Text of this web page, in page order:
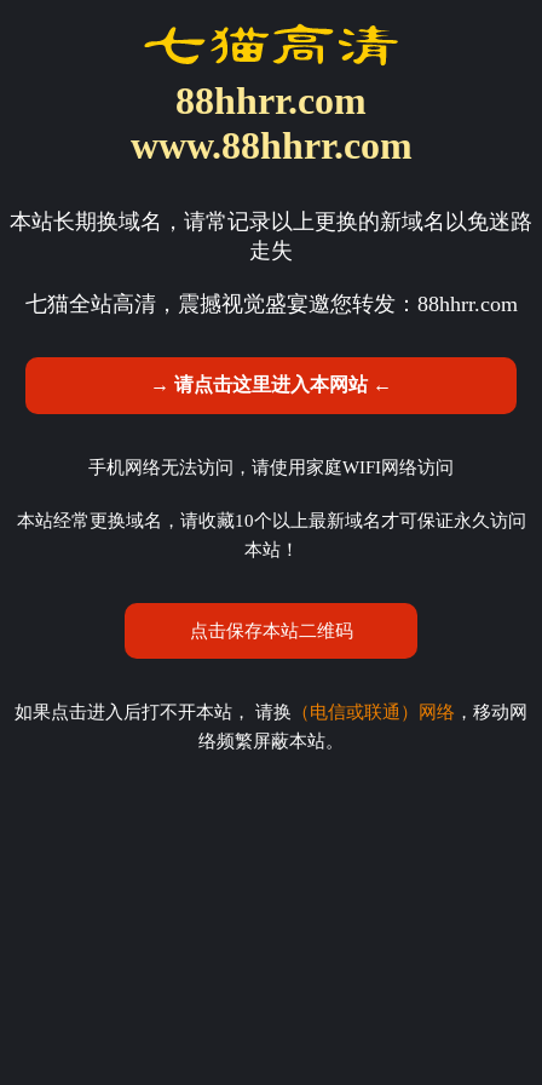
88hhrr.com
www.88hhrr.com
本站长期换域名，请常记录以上更换的新域名以免迷路
走失
七猫全站高清，震撼视觉盛宴邀您转发： 88hhrr.com
→ 请点击这里进入本网站 ←
手机网络无法访问，请使用家庭WIFI网络访问
本站经常更换域名，请收藏10个以上最新域名才可保证永久访问
本站！
点击保存本站二维码
如果点击进入后打不开本站， 请换 （电信或联通）网络 ，移动网
络频繁屏蔽本站。